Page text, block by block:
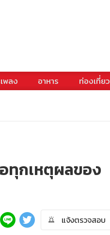
พลง อาหาร ท่องเที่ยว
ทุกเหตุผลของ
แจ้งตรวจสอบ